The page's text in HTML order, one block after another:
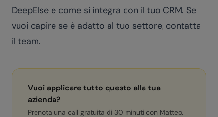
DeepElse e come si integra con il tuo CRM. Se
vuoi capire se è adatto al tuo settore, contatta
il team.
Vuoi applicare tutto questo alla tua
azienda?
Prenota una call gratuita di 30 minuti con Matteo.